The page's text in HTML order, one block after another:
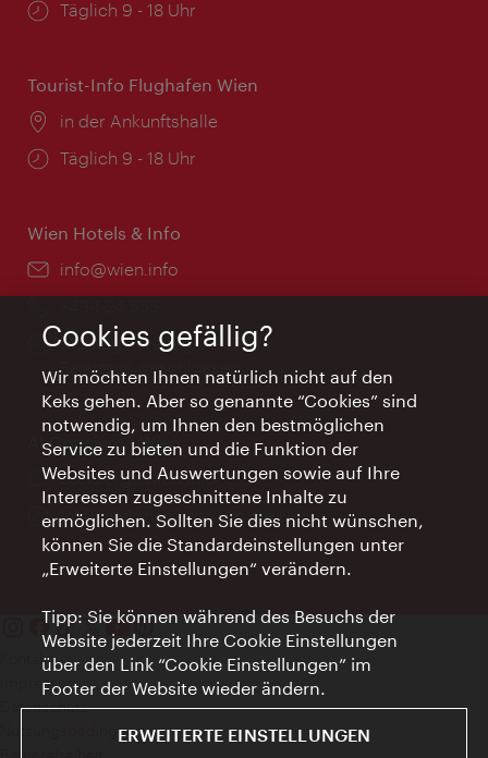
Öffnungszeiten:
Täglich 9 - 18 Uhr
Tourist-Info Flughafen Wien
Ort:
in der Ankunftshalle
Öffnungszeiten:
Täglich 9 - 18 Uhr
Wien Hotels & Info
Email:
info@wien.info
Öffnungszeiten:
Montag - Freitag 9 – 17 Uhr
Feiertags geschlossen
AI Concierge Wien
Ort:
concierge.wien.info
Öffnungszeiten:
Informationen rund um die Uhr
Kontakt
Impressum
Datenschutz
Nutzungsbedingungen
Cookies gefällig?
Wir möchten Ihnen natürlich nicht auf den
Keks gehen. Aber so genannte “Cookies” sind
notwendig, um Ihnen den bestmöglichen
Service zu bieten und die Funktion der
Websites und Auswertungen sowie auf Ihre
Interessen zugeschnittene Inhalte zu
ermöglichen. Sollten Sie dies nicht wünschen,
können Sie die Standardeinstellungen unter
„Erweiterte Einstellungen“ verändern.
Tipp: Sie können während des Besuchs der
Website jederzeit Ihre Cookie Einstellungen
über den Link “Cookie Einstellungen” im
Footer der Website wieder ändern.
ERWEITERTE EINSTELLUNGEN